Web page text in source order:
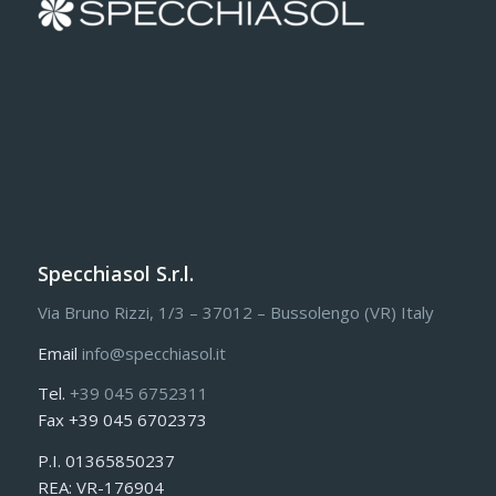
Specchiasol S.r.l.
Via Bruno Rizzi, 1/3 – 37012 – Bussolengo (VR) Italy
Email info@specchiasol.it
Tel. +39 045 6752311
Fax +39 045 6702373
P.I. 01365850237
REA: VR-176904